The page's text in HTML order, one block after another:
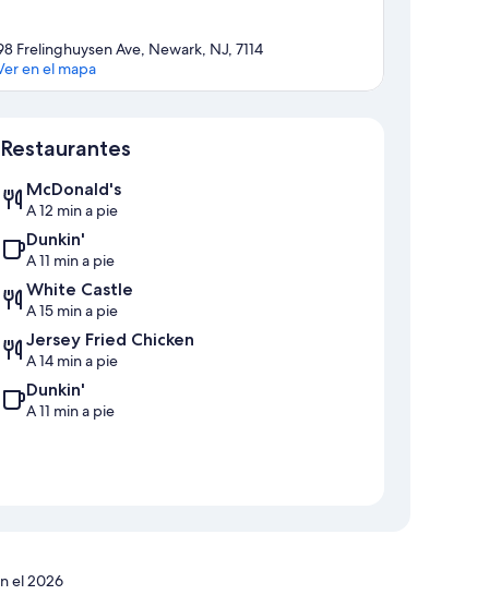
Frelinghuysen Ave, Newark, NJ, 7114
en el mapa
Restaurantes
McDonald's
A 12 min a pie
Dunkin'
A 11 min a pie
White Castle
A 15 min a pie
Jersey Fried Chicken
A 14 min a pie
Dunkin'
A 11 min a pie
el 2026